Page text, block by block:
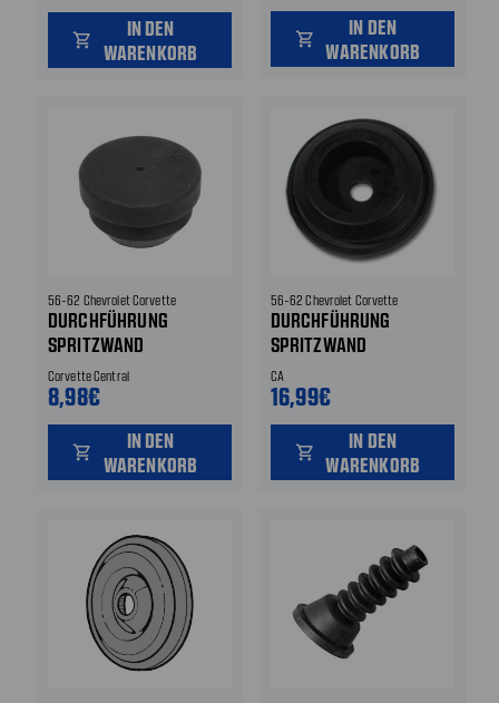
shopping_cart
IN DEN
WARENKORB
shopping_cart
IN DEN
WARENKORB
56-62 Chevrolet Corvette
DURCHFÜHRUNG
SPRITZWAND
Corvette Central
8,98€
shopping_cart
IN DEN
WARENKORB
56-62 Chevrolet Corvette
DURCHFÜHRUNG
SPRITZWAND
CA
16,99€
shopping_cart
IN DEN
WARENKORB